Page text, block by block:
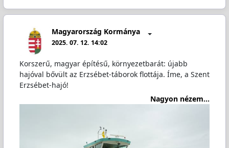
Magyarország Kormánya
2025. 07. 12. 14:02
Korszerű, magyar építésű, környezetbarát: újabb
hajóval bővült az Erzsébet-táborok flottája. Íme, a Szent
Erzsébet-hajó!
Nagyon nézem...